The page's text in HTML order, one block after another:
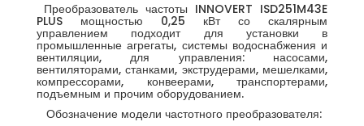
Преобразователь частоты INNOVERT ISD251M43E
PLUS мощностью 0,25 кВт со скалярным
управлением подходит для установки в
промышленные агрегаты, системы водоснабжения и
вентиляции, для управления: насосами,
вентиляторами, станками, экструдерами, мешелками,
компрессорами, конвеерами, транспортерами,
подъемным и прочим оборудованием.
Обозначение модели частотного преобразователя: